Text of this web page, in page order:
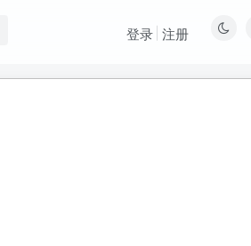
登录 注册